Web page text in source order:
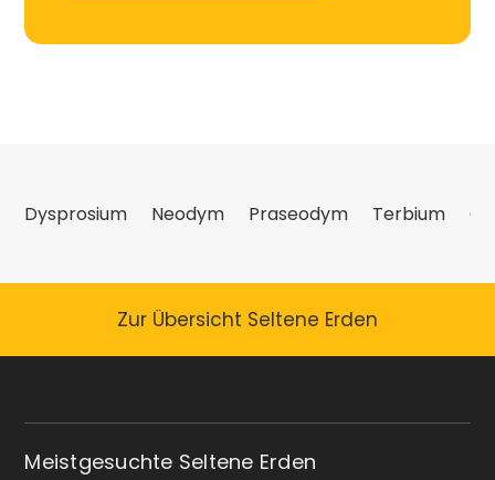
Dysprosium Neodym Praseodym Terbium
Zur Übersicht Seltene Erden
Meistgesuchte Seltene Erden